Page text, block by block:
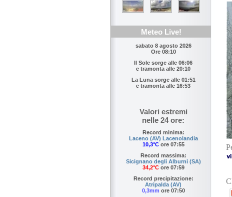
Meteo Live!
sabato 8 agosto 2026
Ore 08:10
Il Sole sorge alle 06:06
e tramonta alle 20:10
La Luna sorge alle 01:51
e tramonta alle 16:53
Valori estremi
nelle 24 ore:
Record minima:
Laceno (AV) Lacenolandia
10,3°Core 07:55
Record massima:
Sicignano degli Alburni (SA)
34,2°Core 07:59
Record precipitazione:
Atripalda (AV)
0,3mm ore 07:50